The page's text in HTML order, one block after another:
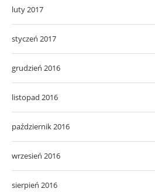
luty 2017
styczeń 2017
grudzień 2016
listopad 2016
październik 2016
wrzesień 2016
sierpień 2016